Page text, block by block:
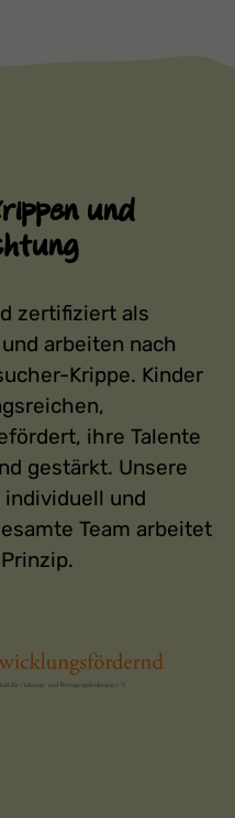
und
zertifiziert als
arbeiten nach
Krippe. Kinder
ihre Talente
gestärkt. Unsere
und
Team arbeitet